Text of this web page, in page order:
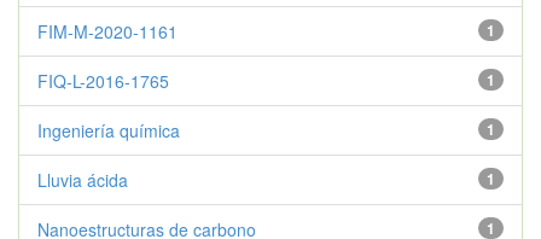
1
FIM-M-2020-1161
1
FIQ-L-2016-1765
1
Ingeniería química
1
Lluvia ácida
1
Nanoestructuras de carbono